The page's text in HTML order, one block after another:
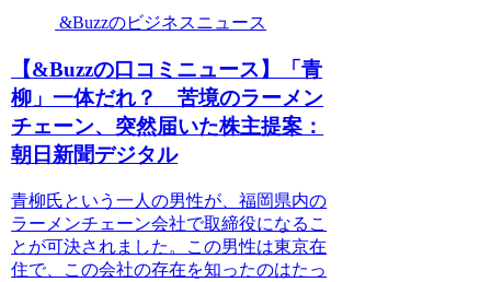
&Buzzのビジネスニュース
【&Buzzの口コミニュース】「青
柳」一体だれ？ 苦境のラーメン
チェーン、突然届いた株主提案：
朝日新聞デジタル
青柳氏という一人の男性が、福岡県内の
ラーメンチェーン会社で取締役になるこ
とが可決されました。この男性は東京在
住で、この会社の存在を知ったのはたっ